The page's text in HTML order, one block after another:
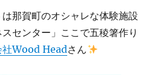
那賀町のオシャレな体験施設
スセンター」ここで五稜箸作り
社Wood Headさん